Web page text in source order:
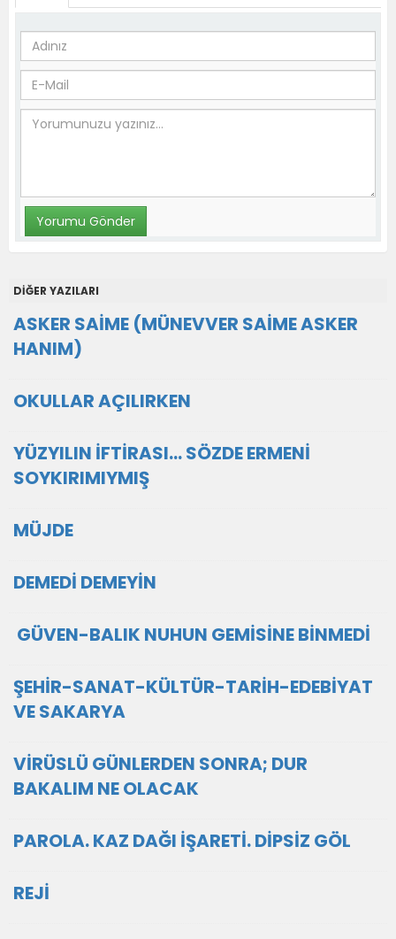
DİĞER YAZILARI
ASKER SAİME (MÜNEVVER SAİME ASKER
HANIM)
OKULLAR AÇILIRKEN
YÜZYILIN İFTİRASI... SÖZDE ERMENİ
SOYKIRIMIYMIŞ
MÜJDE
DEMEDİ DEMEYİN
GÜVEN-BALIK NUHUN GEMİSİNE BİNMEDİ
ŞEHİR-SANAT-KÜLTÜR-TARİH-EDEBİYAT
VE SAKARYA
VİRÜSLÜ GÜNLERDEN SONRA; DUR
BAKALIM NE OLACAK
PAROLA. KAZ DAĞI İŞARETİ. DİPSİZ GÖL
REJİ